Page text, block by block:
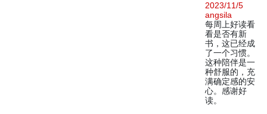
2023/11/5
angsila
每周上好读看
看是否有新
书，这已经成
了一个习惯。
这种陪伴是一
种舒服的，充
满确定感的安
心。感谢好
读。